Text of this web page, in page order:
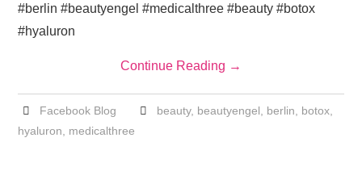
#berlin #beautyengel #medicalthree #beauty #botox
#hyaluron
Continue Reading →
Facebook Blog beauty, beautyengel berlin botox,
hyaluron
medicalthree